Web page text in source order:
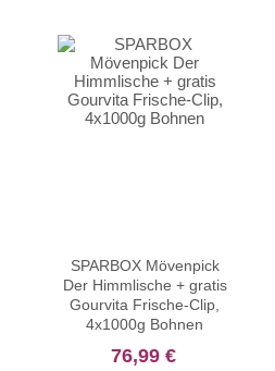
SPARBOX Mövenpick
Der Himmlische + gratis
Gourvita Frische-Clip,
4x1000g Bohnen
sonderangebot
76,99 €